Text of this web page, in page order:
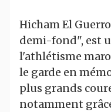
Hicham El
demi-fond", est
l'athlétisme
le garde en
plus grands
notamment